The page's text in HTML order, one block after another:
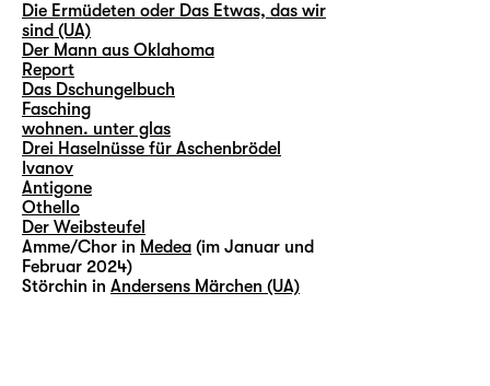
Die Ermüdeten oder Das Etwas, das wir
sind (UA)
Der Mann aus Oklahoma
Report
Das Dschungelbuch
Fasching
wohnen. unter glas
Drei Haselnüsse für Aschenbrödel
Ivanov
Antigone
Othello
Der Weibsteufel
Amme/Chor in Medea (im Januar und
Februar 2024)
Störchin in Andersens Märchen (UA)